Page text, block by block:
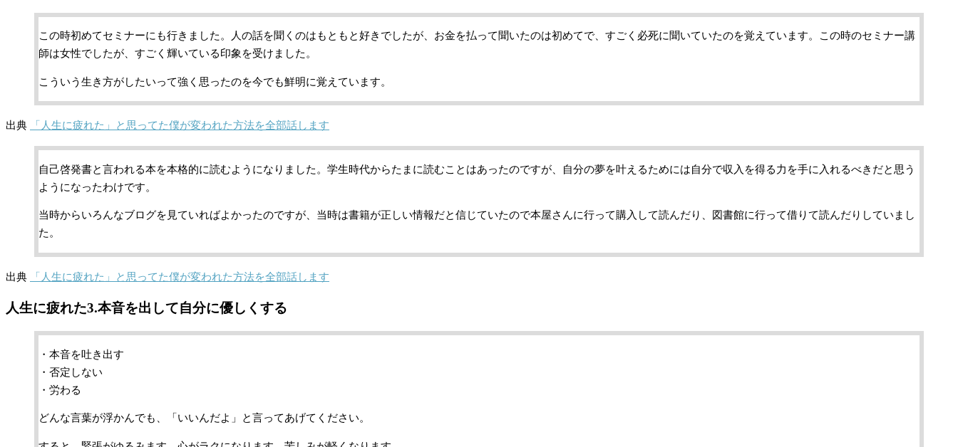
この時初めてセミナーにも行きました。人の話を聞くのはもともと好きでしたが、お金を払って聞いたのは初めてで、すごく必死に聞いていたのを覚えています。この時のセミナー講
師は女性でしたが、すごく輝いている印象を受けました。
こういう生き方がしたいって強く思ったのを今でも鮮明に覚えています。
出典 「人生に疲れた」と思ってた僕が変われた方法を全部話します
自己啓発書と言われる本を本格的に読むようになりました。学生時代からたまに読むことはあったのですが、自分の夢を叶えるためには自分で収入を得る力を手に入れるべきだと思う
ようになったわけです。
当時からいろんなブログを見ていればよかったのですが、当時は書籍が正しい情報だと信じていたので本屋さんに行って購入して読んだり、図書館に行って借りて読んだりしていまし
た。
出典 「人生に疲れた」と思ってた僕が変われた方法を全部話します
人生に疲れた3.本音を出して自分に優しくする
・本音を吐き出す
・否定しない
・労わる
どんな言葉が浮かんでも、「いいんだよ」と言ってあげてください。